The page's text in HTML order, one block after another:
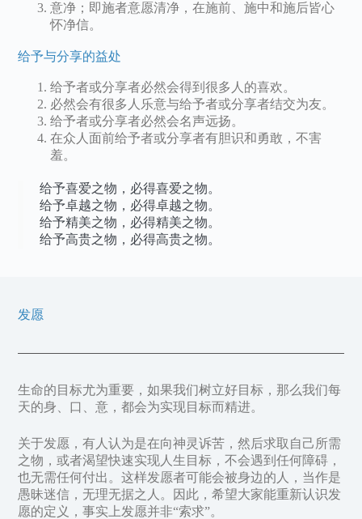
意净；即施者意愿清净，在施前、施中和施后皆心
怀净信。
给予与分享的益处
给予者或分享者必然会得到很多人的喜欢。
必然会有很多人乐意与给予者或分享者结交为友。
给予者或分享者必然会名声远扬。
在众人面前给予者或分享者有胆识和勇敢，不害
羞。
给予喜爱之物，必得喜爱之物。
给予卓越之物，必得卓越之物。
给予精美之物，必得精美之物。
给予高贵之物，必得高贵之物。
发愿
生命的目标尤为重要，如果我们树立好目标，那么我们每
天的身、口、意，都会为实现目标而精进。
关于发愿，有人认为是在向神灵诉苦，然后求取自己所需
之物，或者渴望快速实现人生目标，不会遇到任何障碍，
也无需任何付出。这样发愿者可能会被身边的人，当作是
愚昧迷信，无理无据之人。因此，希望大家能重新认识发
愿的定义，事实上发愿并非“索求”。